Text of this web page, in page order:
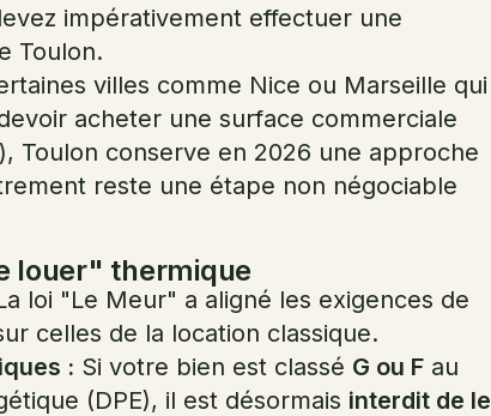
impérativement effectuer une
Toulon.
villes comme Nice ou Marseille qui
acheter une surface commerciale
Toulon conserve en 2026 une approche
reste une étape non négociable
louer" thermique
loi "Le Meur" a aligné les exigences de
celles de la location classique.
: Si votre bien est classé G ou Fau
(DPE), il est désormais interdit de le